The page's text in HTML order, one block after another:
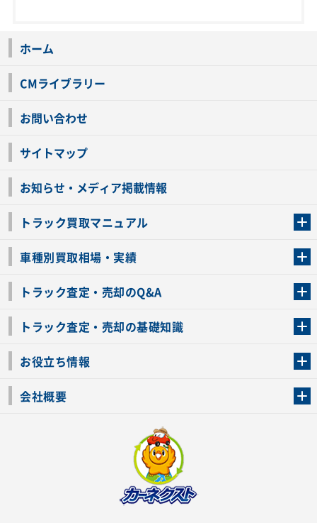
ホーム
CMライブラリー
お問い合わせ
サイトマップ
お知らせ・メディア掲載情報
トラック買取マニュアル
車種別買取相場・実績
トラック査定・売却のQ&A
トラック査定・売却の基礎知識
お役立ち情報
会社概要